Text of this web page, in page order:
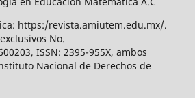
https:/revista.amiutem.edu.mx/.
No.
ISSN: 2395-955X, ambos
Nacional de Derechos de